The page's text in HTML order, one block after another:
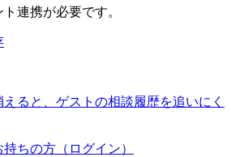
連携が必要です。
ると、ゲストの相談履歴を追いにく
ちの方（ログイン）